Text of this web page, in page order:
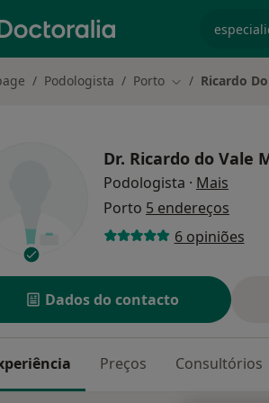
Podologista Porto Mudar de
Ricardo
Dr. Ricardo do Vale
Podologista · Mais
Porto 5 endereços
6 opiniões
Dados do contacto
Preços Consultórios